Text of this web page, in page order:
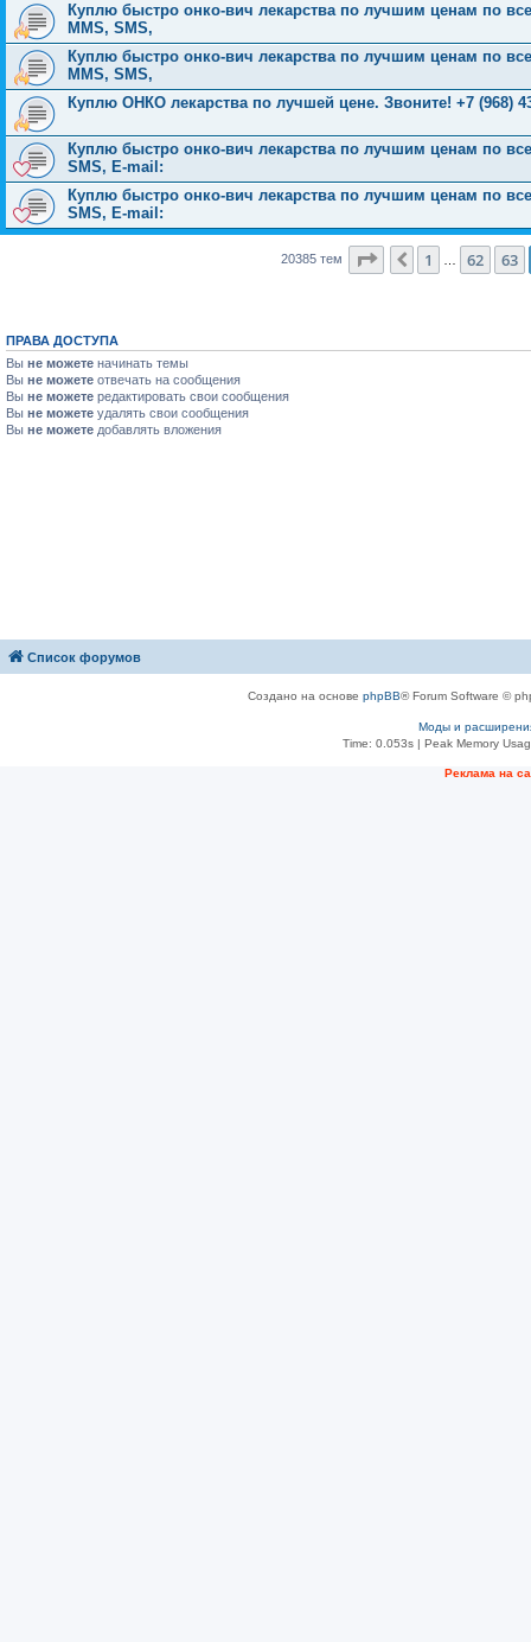
Куплю быстро онко-вич лекарства по лучшим ценам по
MMS, SMS,
Куплю быстро онко-вич лекарства по лучшим ценам по
MMS, SMS,
Куплю ОНКО лекарства по лучшей цене. Звоните! +7 (968)
Куплю быстро онко-вич лекарства по лучшим ценам по
SMS, E-mail:
Куплю быстро онко-вич лекарства по лучшим ценам по
SMS, E-mail:
20385 тем Страница 64из 816
Пред.
1 62 63
ПРАВА ДОСТУПА
Вы не можете начинать темы
Вы не можете отвечать на сообщения
Вы не можете редактировать свои сообщения
Вы не можете удалять свои сообщения
Вы не можете добавлять вложения
Список форумов
Создано на основе phpBB® Forum Software ©
Моды и
Time: 0.053s| Peak Memory
Рeклама на